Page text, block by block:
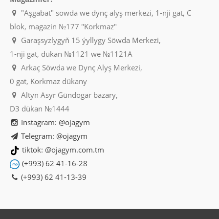
Sebede Goş
+
Garşylaşdyrmaga goş
+Halananlara goş
MM660-K BELEZZA DELUX KOLLU
"Aşgabat" söwda we dynç alyş merkezi, 1-nji gat, C
blok, magazin №177 "Korkmaz"
Garaşsyzlygyň 15 ýyllygy Söwda Merkezi,
1-nji gat, dükan №1121 we №1121A
Arkaç Söwda we Dynç Alyş Merkezi,
0 gat, Korkmaz dükany
Altyn Asyr Gündogar bazary,
D3 dükan №1444
Instagram: @ojagym
Telegram: @ojagym
tiktok: @ojagym.com.tm
(+993) 62 41-16-28
(+993) 62 41-13-39